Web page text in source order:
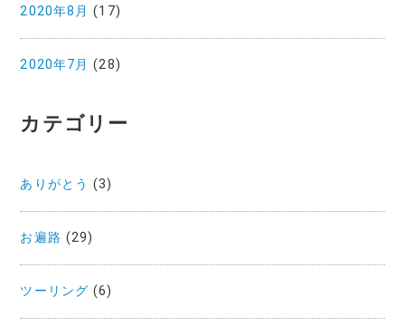
2020年8月 (17)
2020年7月 (28)
カテゴリー
ありがとう (3)
お遍路 (29)
ツーリング (6)